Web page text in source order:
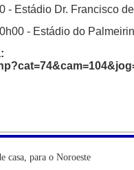
- Estádio Dr. Francisco
- Estádio do
casa, para o Noroeste